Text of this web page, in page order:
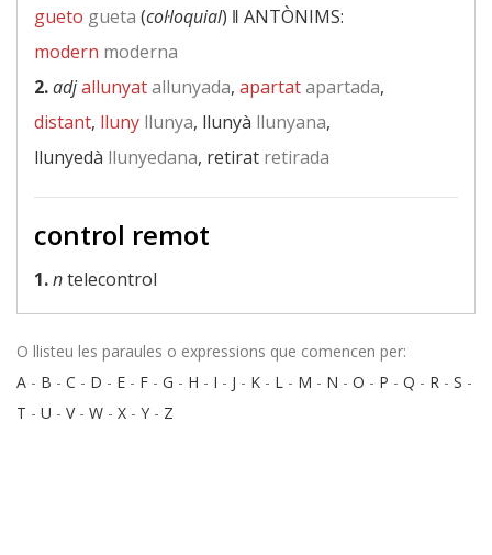
gueto gueta (col·loquial) ‖ ANTÒNIMS:
modern moderna
2.adjallunyatallunyada, apartatapartada,
distant, lluny llunya, llunyà llunyana,
llunyedà llunyedana, retirat retirada
control remot
1.ntelecontrol
O llisteu les paraules o expressions que comencen per:
A - B - C - D - E - F - G - H - I - J - K - L - M - N - O - P - Q - R - S -
T - U - V- W - X - Y - Z